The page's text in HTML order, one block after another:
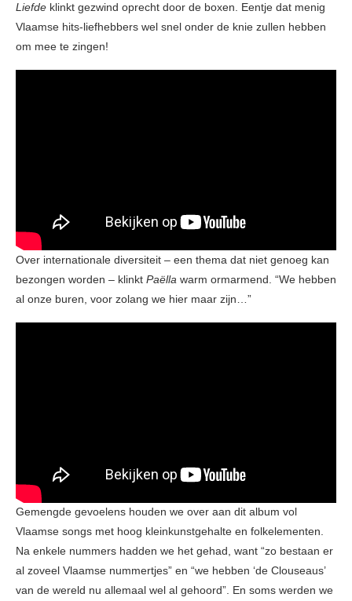
Liefde klinkt gezwind oprecht door de boxen. Eentje dat menig
Vlaamse hits-liefhebbers wel snel onder de knie zullen hebben
om mee te zingen!
Over internationale diversiteit – een thema dat niet genoeg kan
bezongen worden – klinkt Paëlla warm ormarmend. “We hebben
al onze buren, voor zolang we hier maar zijn…”
Gemengde gevoelens houden we over aan dit album vol
Vlaamse songs met hoog kleinkunstgehalte en folkelementen.
Na enkele nummers hadden we het gehad, want “zo bestaan er
al zoveel Vlaamse nummertjes” en “we hebben ‘de Clouseaus’
van de wereld nu allemaal wel al gehoord”. En soms werden we